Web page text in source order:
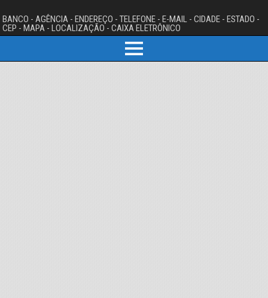
BANCO - AGÊNCIA - ENDEREÇO - TELEFONE - E-MAIL - CIDADE - ESTADO -
CEP - MAPA - LOCALIZAÇÃO - CAIXA ELETRÔNICO